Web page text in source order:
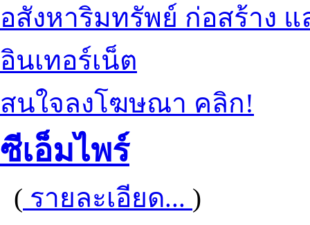
อสังหาริมทรัพย์ ก่อสร้าง
อินเทอร์เน็ต
สนใจลงโฆษณา คลิก!
ซีเอ็มไพร์
( รายละเอียด... )